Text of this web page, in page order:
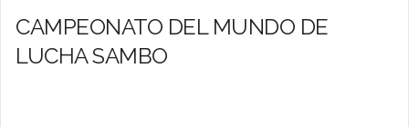
CAMPEONATO DEL MUNDO DE
LUCHA SAMBO